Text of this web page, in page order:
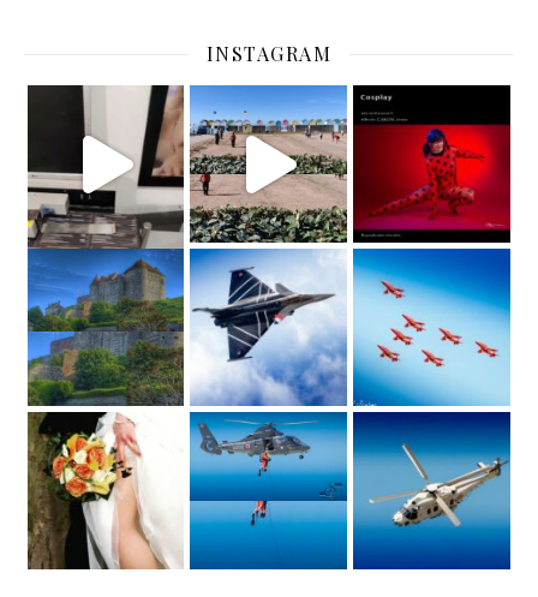
INSTAGRAM